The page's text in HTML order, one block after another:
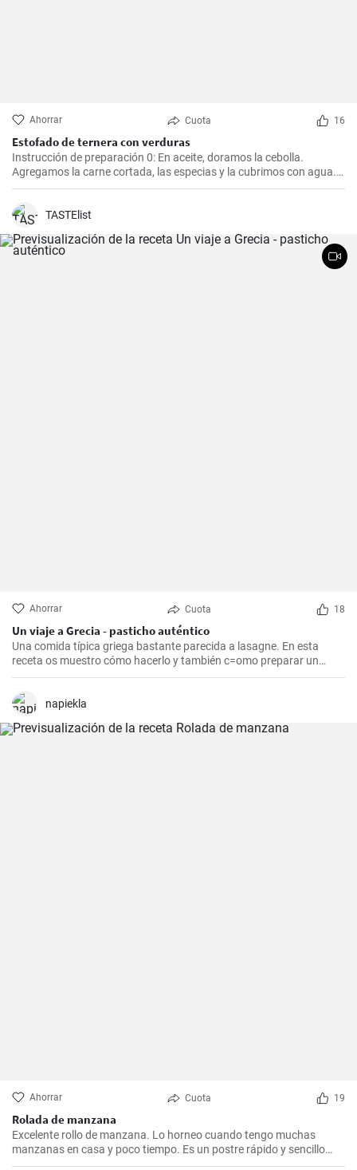
Ahorrar Cuota 16
Estofado de ternera con verduras
Instrucción de preparación 0: En aceite, doramos la cebolla.
Agregamos la carne cortada, las especias y la cubrimos con agua.
Cocinamos hasta que esté tierna. Luego, agregamos las verduras,
agregamos la crema y dejamos que hierva.
TASTElist
Ahorrar Cuota 18
Un viaje a Grecia - pasticho auténtico
Una comida típica griega bastante parecida a lasagne. En esta
receta os muestro cómo hacerlo y también c=omo preparar un
bechamel auténtico.
napiekla
Ahorrar Cuota 19
Rolada de manzana
Excelente rollo de manzana. Lo horneo cuando tengo muchas
manzanas en casa y poco tiempo. Es un postre rápido y sencillo
que siempre agrada.